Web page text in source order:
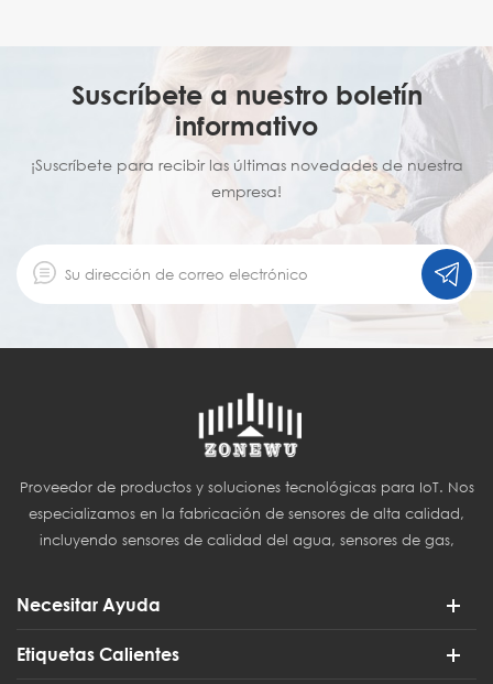
Suscríbete a nuestro boletín
informativo
¡Suscríbete para recibir las últimas novedades de nuestra
empresa!
Proveedor de productos y soluciones tecnológicas para IoT. Nos
especializamos en la fabricación de sensores de alta calidad,
incluyendo sensores de calidad del agua, sensores de gas,
Necesitar Ayuda
Etiquetas Calientes